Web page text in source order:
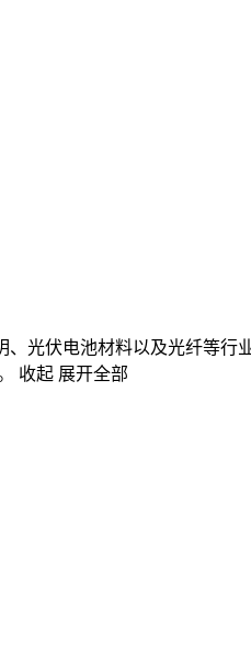
光伏电池材料以及光纤等
收起 展开全部